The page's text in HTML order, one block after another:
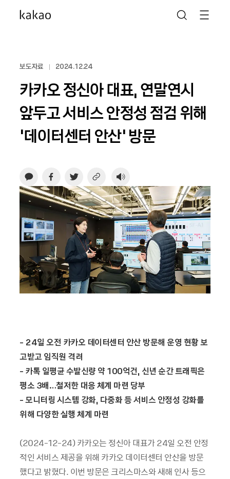
보도자료 2024.12.24
카카오 정신아 대표, 연말연시
앞두고 서비스 안정성 점검 위해
‘데이터센터 안산’ 방문
- 24일 오전 카카오 데이터센터 안산 방문해 운영 현황 보
고받고 임직원 격려
- 카톡 일평균 수발신량 약 100억건, 신년 순간 트래픽은
평소 3배…철저한 대응 체계 마련 당부
-모니터링 시스템 강화, 다중화 등 서비스 안정성 강화를
위해 다양한 실행 체계 마련
(2024-12-24) 카카오는 정신아 대표가 24일 오전 안정
적인 서비스 제공을 위해 카카오 데이터센터 안산을 방문
했다고 밝혔다. 이번 방문은 크리스마스와 새해 인사 등으